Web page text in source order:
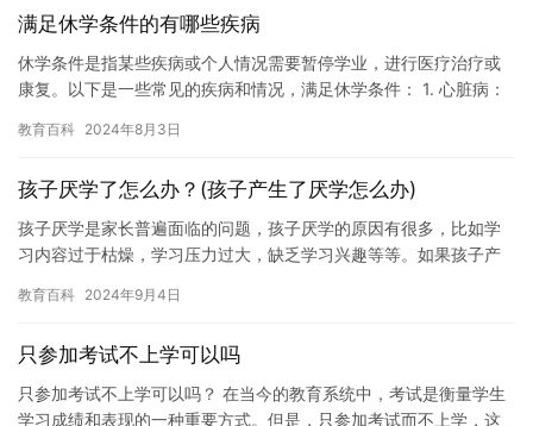
满足休学条件的有哪些疾病
休学条件是指某些疾病或个人情况需要暂停学业，进行医疗治疗或
康复。以下是一些常见的疾病和情况，满足休学条件： 1. 心脏病：
教育百科 2024年8月3日
孩子厌学了怎么办？(孩子产生了厌学怎么办)
孩子厌学是家长普遍面临的问题，孩子厌学的原因有很多，比如学
习内容过于枯燥，学习压力过大，缺乏学习兴趣等等。如果孩子产
厌…
教育百科 2024年9月4日
只参加考试不上学可以吗
只参加考试不上学可以吗？ 在当今的教育系统中，考试是衡量学生
学习成绩和表现的一种重要方式。但是，只参加考试而不上学，这